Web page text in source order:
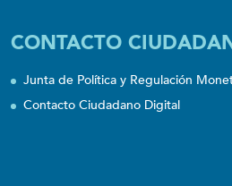
CONTACTO
Junta de Política y Regulación
Contacto Ciudadano Digital